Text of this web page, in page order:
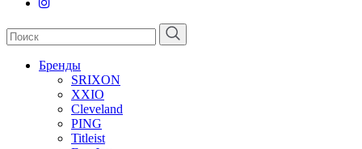
Бренды
SRIXON
XXIO
Cleveland
PING
Titleist